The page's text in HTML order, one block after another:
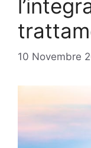
10 Novembre